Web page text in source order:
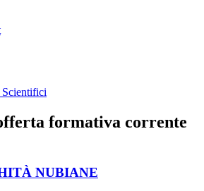
formativa corrente
NUBIANE